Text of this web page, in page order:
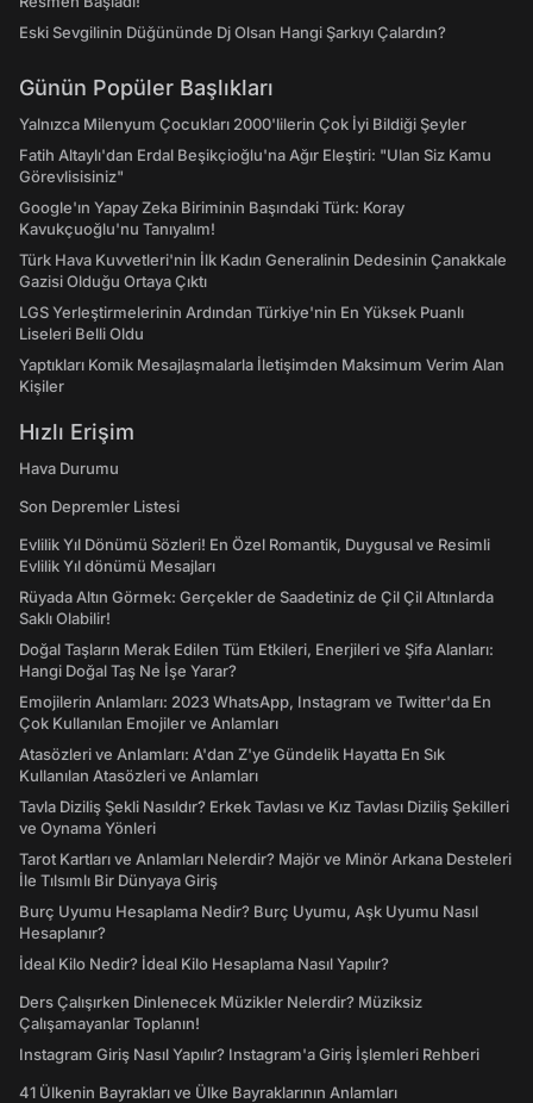
Eski Sevgilinin Düğününde Dj Olsan Hangi Şarkıyı Çalardın?
Günün Popüler Başlıkları
Yalnızca Milenyum Çocukları 2000'lilerin Çok İyi Bildiği Şeyler
Fatih Altaylı'dan Erdal Beşikçioğlu'na Ağır Eleştiri: "Ulan Siz Kamu
Görevlisisiniz"
Google'ın Yapay Zeka Biriminin Başındaki Türk: Koray
Kavukçuoğlu'nu Tanıyalım!
Türk Hava Kuvvetleri'nin İlk Kadın Generalinin Dedesinin Çanakkale
Gazisi Olduğu Ortaya Çıktı
LGS Yerleştirmelerinin Ardından Türkiye'nin En Yüksek Puanlı
Liseleri Belli Oldu
Yaptıkları Komik Mesajlaşmalarla İletişimden Maksimum Verim Alan
Kişiler
Hızlı Erişim
Hava Durumu
Son Depremler Listesi
Evlilik Yıl Dönümü Sözleri! En Özel Romantik, Duygusal ve Resimli
Evlilik Yıl dönümü Mesajları
Rüyada Altın Görmek: Gerçekler de Saadetiniz de Çil Çil Altınlarda
Saklı Olabilir!
Doğal Taşların Merak Edilen Tüm Etkileri, Enerjileri ve Şifa Alanları:
Hangi Doğal Taş Ne İşe Yarar?
Emojilerin Anlamları: 2023 WhatsApp, Instagram ve Twitter'da En
Çok Kullanılan Emojiler ve Anlamları
Atasözleri ve Anlamları: A'dan Z'ye Gündelik Hayatta En Sık
Kullanılan Atasözleri ve Anlamları
Tavla Diziliş Şekli Nasıldır? Erkek Tavlası ve Kız Tavlası Diziliş Şekilleri
ve Oynama Yönleri
Tarot Kartları ve Anlamları Nelerdir? Majör ve Minör Arkana Desteleri
İle Tılsımlı Bir Dünyaya Giriş
Burç Uyumu Hesaplama Nedir? Burç Uyumu, Aşk Uyumu Nasıl
Hesaplanır?
İdeal Kilo Nedir? İdeal Kilo Hesaplama Nasıl Yapılır?
Ders Çalışırken Dinlenecek Müzikler Nelerdir? Müziksiz
Çalışamayanlar Toplanın!
Instagram Giriş Nasıl Yapılır? Instagram'a Giriş İşlemleri Rehberi
41 Ülkenin Bayrakları ve Ülke Bayraklarının Anlamları